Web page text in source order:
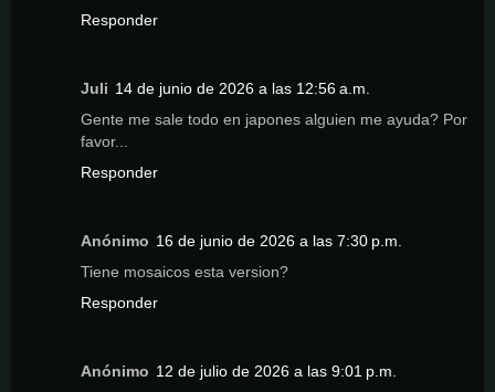
Responder
Juli 14 de junio de 2026 a las 12:56 a.m.
Gente me sale todo en japones alguien me ayuda? Por
favor...
Responder
Anónimo 16 de junio de 2026 a las 7:30 p.m.
Tiene mosaicos esta version?
Responder
Anónimo 12 de julio de 2026 a las 9:01 p.m.